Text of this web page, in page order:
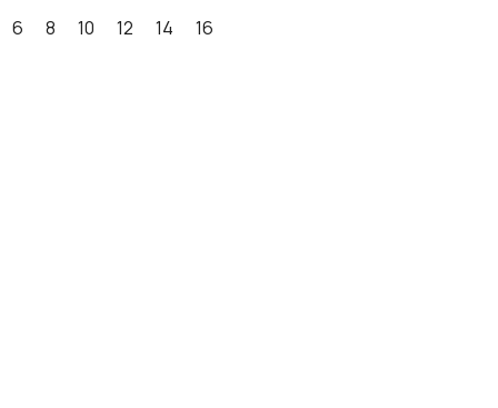
6 8 10 12 14 16